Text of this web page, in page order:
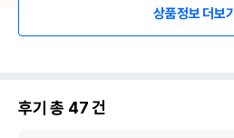
상품정보 더보기
후기 총 47건